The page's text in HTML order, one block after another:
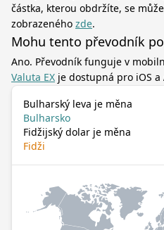
částka, kterou obdržíte, se
zobrazeného zde.
Mohu tento převodník
Ano. Převodník funguje v
Valuta EX je dostupná pro iOS
Bulharský leva je měna
Bulharsko
Fidžijský dolar je měna
Fidži